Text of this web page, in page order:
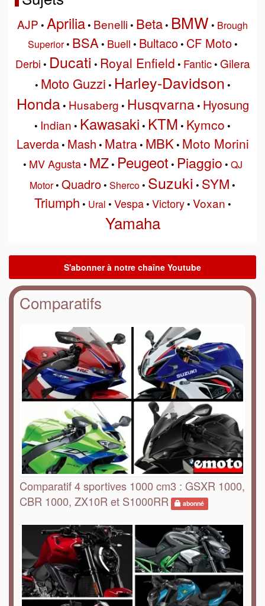
AJP • Aprilia• Benelli• Beta• BMW • Brough
Superior• BSA• Buell • Bultaco• CF Moto•
Derbi • Ducati • Royal Enfield • Fantic• Gilera
• Moto Guzzi • Harley-Davidson •
Honda• Husaberg • Husqvarna• Hyosung
• Indian • Kawasaki • KTM • Kymco •
Laverda• Mash • Matra• MBK• Moto Morini
• MV Agusta• MZ• Peugeot • Piaggio • QJ
Motor• Quadro• Sherco• Suzuki • SYM •
Triumph • Ural • Vespa• Victory• Voxan •
Yamaha
Comparatifs
Comparatif 4 sportives 1000 cm3 : GSXR 1000,
CBR 1000, ZX10R et S1000RR
abonné